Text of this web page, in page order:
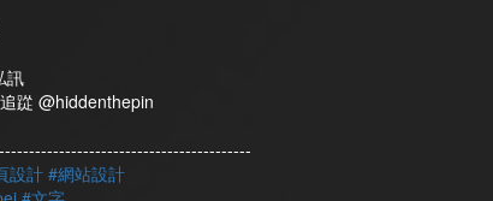
訊
踨 @hiddenthepin
-------------------------
設計 #網站設計